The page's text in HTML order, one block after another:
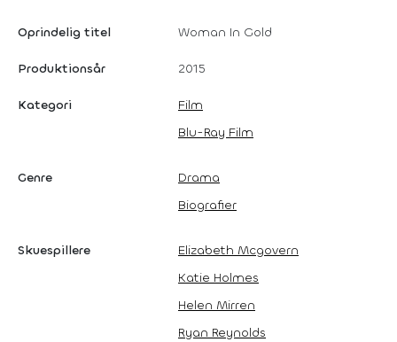
Oprindelig titel Woman In Gold
Produktionsår 2015
Kategori
Film
Blu-Ray Film
Genre
Drama
Biografier
Skuespillere
Elizabeth Mcgovern
Katie Holmes
Helen Mirren
Ryan Reynolds